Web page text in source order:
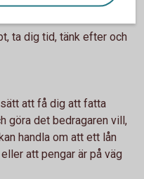
dig.
ta dig tid, tänk efter och
att få dig att fatta
göra det bedragaren vill,
handla om att ett lån
att pengar är på väg